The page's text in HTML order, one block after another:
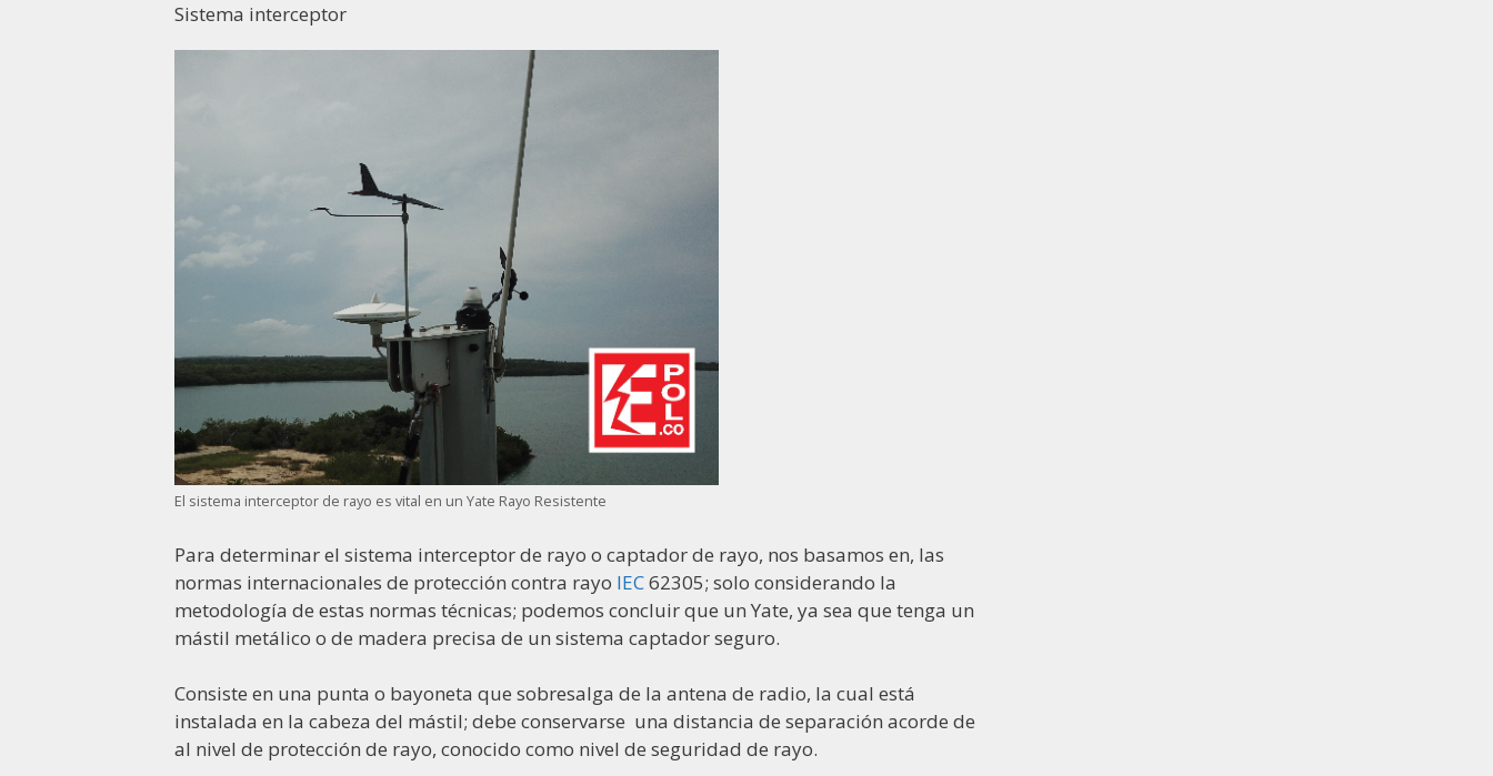
Sistema interceptor
El sistema interceptor de rayo es vital en un Yate Rayo Resistente
Para determinar el sistema interceptor de rayo o captador de rayo, nos basamos en, las
normas internacionales de protección contra rayo IEC62305; solo considerando la
metodología de estas normas técnicas; podemos concluir que un Yate, ya sea que tenga un
mástil metálico o de madera precisa de un sistema captador seguro.
Consiste en una punta o bayoneta que sobresalga de la antena de radio, la cual está
instalada en la cabeza del mástil; debe conservarse una distancia de separación acorde de
al nivel de protección de rayo, conocido como nivel de seguridad de rayo.